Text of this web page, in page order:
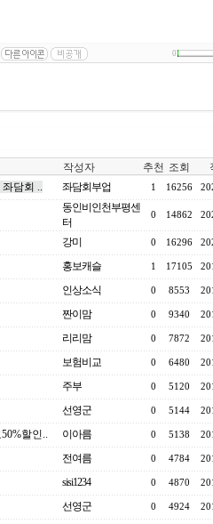
0
작성자 추천 조회
담회 .. 좌담회부업 1 16256
동인비인천부평센
터
0 14862
강미 0 16296
홍보캐슬 1 17105
인상소식 0 8553
짠이맘 0 9340
리리맘 0 7872
보험비교 0 6480
주부 0 5120
선영군 0 5144
할인.. 이아름 0 5138
전여름 0 4784
sisi1234 0 4870
선영군 0 4924